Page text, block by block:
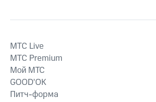
MTС Live
MTС Premium
Мой МТС
GOOD’OK
Питч-форма